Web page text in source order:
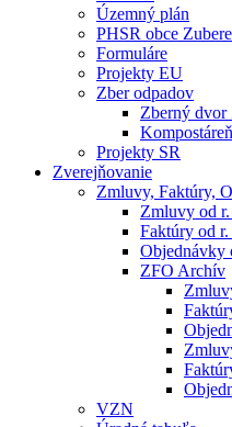
Územný plán
PHSR obce
Formuláre
Projekty EU
Zber odpadov
Zberný dvor
Projekty SR
Zverejňovanie
Zmluvy, Faktúry,
Zmluvy od
Faktúry od r.
Objednávky
ZFO Archív
VZN